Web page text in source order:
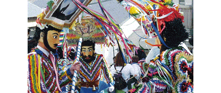
r
: